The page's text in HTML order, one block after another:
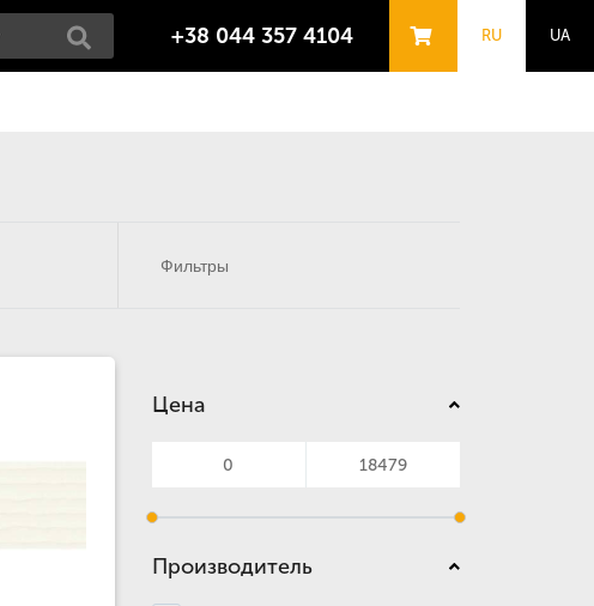
+38 044 357 4104 RU UA
Цена
Производитель
Фильтры